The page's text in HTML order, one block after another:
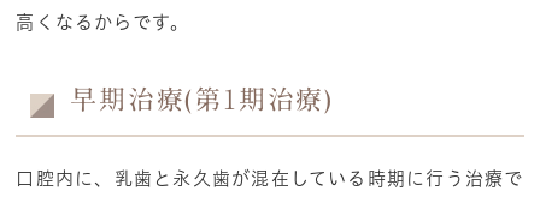
高くなるからです。
早期治療(第1期治療)
口腔内に、乳歯と永久歯が混在している時期に行う治療で